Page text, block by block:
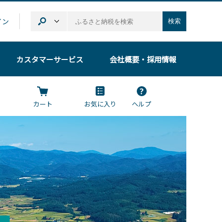
検索
カスタマーサービス 会社概要・採用情報
カート お気に入り ヘルプ